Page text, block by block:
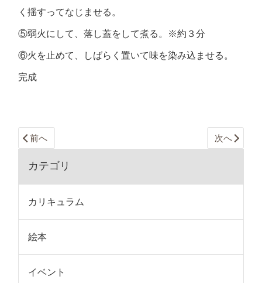
く揺すってなじませる。
⑤弱火にして、落し蓋をして煮る。※約３分
⑥火を止めて、しばらく置いて味を染み込ませる。
完成
前へ 次へ
カテゴリ
カリキュラム
絵本
イベント